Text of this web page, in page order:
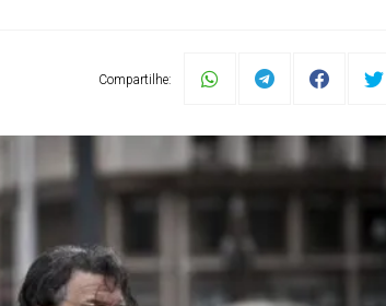
Compartilhe: